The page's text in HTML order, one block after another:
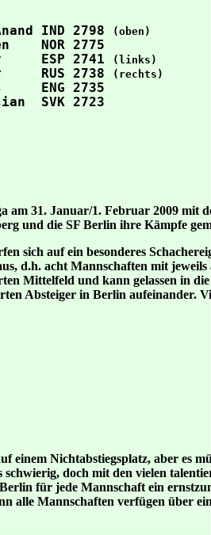
IND 2798
NOR 2775
ESP 2741
RUS 2738
ENG 2735
SVK 2723
am 31. Januar/1. Februar 2009 mit
und die SF Berlin ihre Kämpfe
sich auf ein besonderes
d.h. acht Mannschaften mit
Mittelfeld und kann gelassen in
Absteiger in Berlin aufeinander.
einem Nichtabstiegsplatz, aber es
doch mit den vielen
für jede Mannschaft ein
alle Mannschaften verfügen über